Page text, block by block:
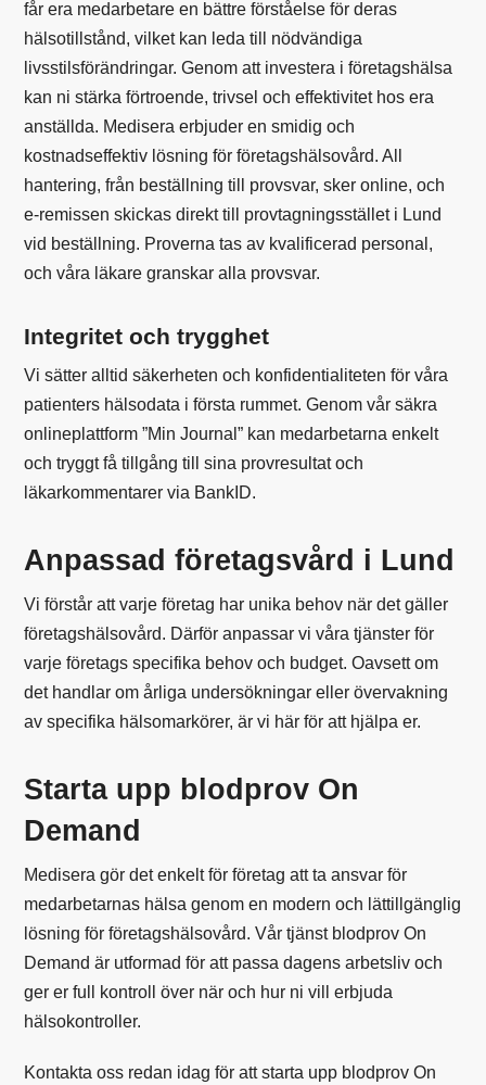
får era medarbetare en bättre förståelse för deras
hälsotillstånd, vilket kan leda till nödvändiga
livsstilsförändringar. Genom att investera i företagshälsa
kan ni stärka förtroende, trivsel och effektivitet hos era
anställda. Medisera erbjuder en smidig och
kostnadseffektiv lösning för företagshälsovård. All
hantering, från beställning till provsvar, sker online, och
e-remissen skickas direkt till provtagningsstället i Lund
vid beställning. Proverna tas av kvalificerad personal,
och våra läkare granskar alla provsvar.
Integritet och trygghet
Vi sätter alltid säkerheten och konfidentialiteten för våra
patienters hälsodata i första rummet. Genom vår säkra
onlineplattform ”Min Journal” kan medarbetarna enkelt
och tryggt få tillgång till sina provresultat och
läkarkommentarer via BankID.
Anpassad företagsvård i Lund
Vi förstår att varje företag har unika behov när det gäller
företagshälsovård. Därför anpassar vi våra tjänster för
varje företags specifika behov och budget. Oavsett om
det handlar om årliga undersökningar eller övervakning
av specifika hälsomarkörer, är vi här för att hjälpa er.
Starta upp blodprov On
Demand
Medisera gör det enkelt för företag att ta ansvar för
medarbetarnas hälsa genom en modern och lättillgänglig
lösning för företagshälsovård. Vår tjänst blodprov On
Demand är utformad för att passa dagens arbetsliv och
ger er full kontroll över när och hur ni vill erbjuda
hälsokontroller.
Kontakta oss redan idag för att starta upp blodprov On